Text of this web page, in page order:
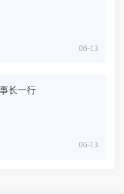
06-13
长一行
06-13